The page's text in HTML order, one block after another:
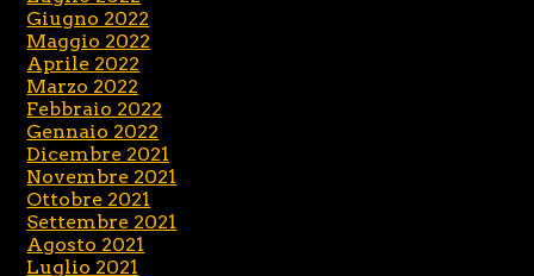
Giugno 2022
Maggio 2022
Aprile 2022
Marzo 2022
Febbraio 2022
Gennaio 2022
Dicembre 2021
Novembre 2021
Ottobre 2021
Settembre 2021
Agosto 2021
Luglio 2021